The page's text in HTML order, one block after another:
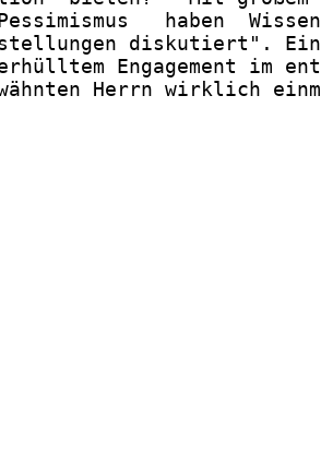
haben
diskutiert".
Engagement im
Herrn wirklich